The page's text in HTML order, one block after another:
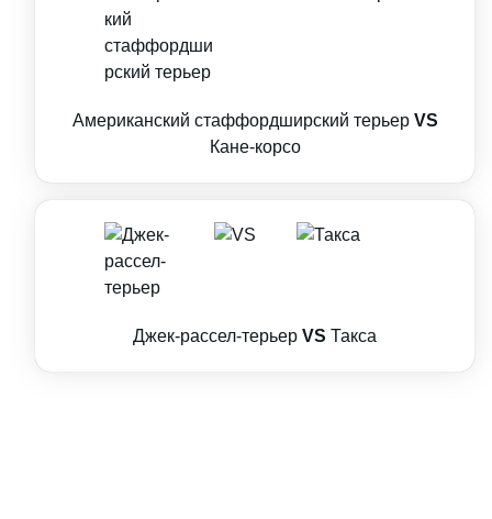
Американский стаффордширский терьер VS
Кане-корсо
Джек-рассел-терьер VS Такса